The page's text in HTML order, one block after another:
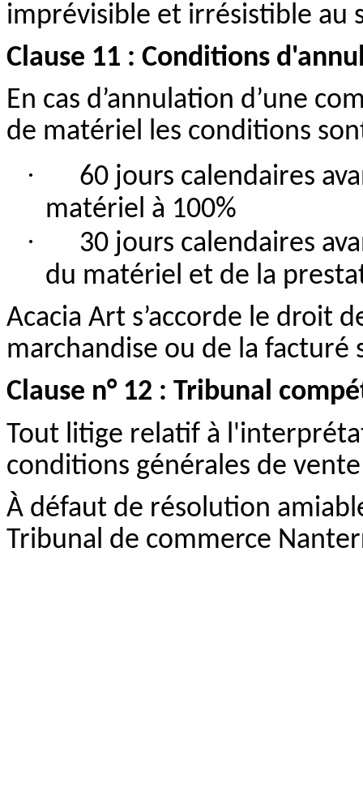
imprévisible et irrésistible au
Clause 11 : Conditions
En cas d’annulation d’une
de matériel les conditions
·
60 jours calendaires
matériel à 100%
·
30 jours calendaires
du matériel et de la
Acacia Art s’accorde le droit
marchandise ou de la facturé
Clause n° 12 : Tribunal
Tout litige relatif à
conditions générales de
À défaut de résolution
Tribunal de commerce